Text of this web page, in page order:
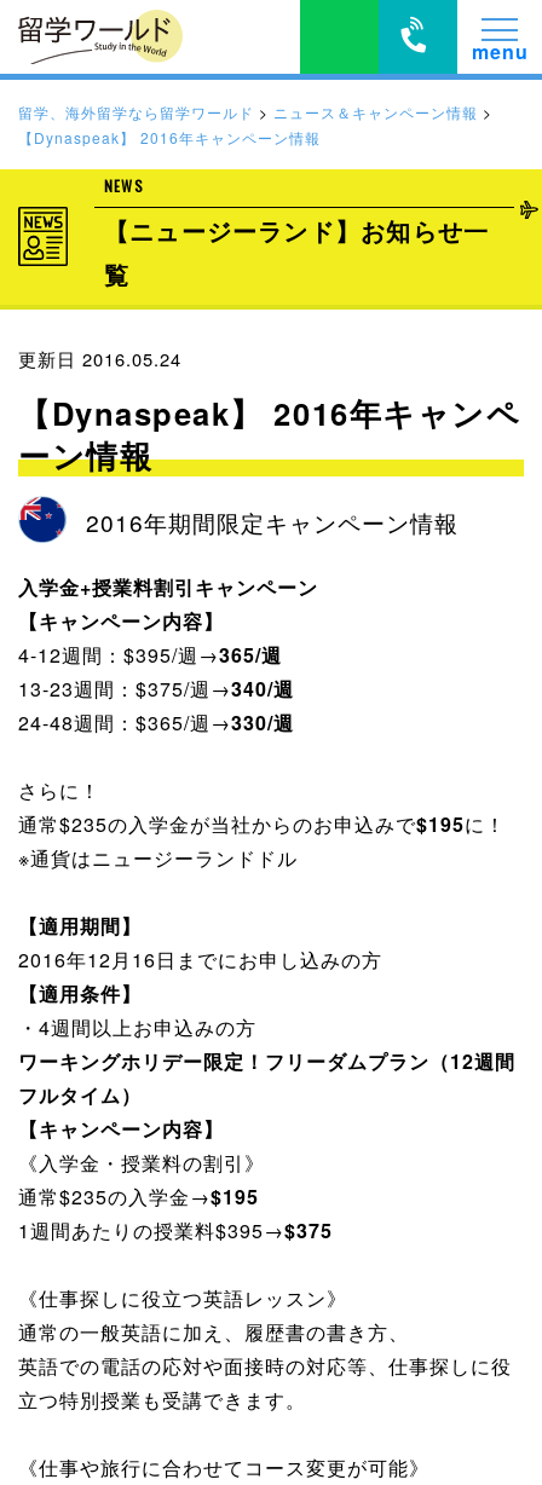
留学、海外留学なら留学ワールド > ニュース＆キャンペーン情報 >
【Dynaspeak】 2016年キャンペーン情報
NEWS
【ニュージーランド】お知らせ一
覧
更新日 2016.05.24
【Dynaspeak】 2016年キャンペ
ーン情報
2016年期間限定キャンペーン情報
入学金+授業料割引キャンペーン
【キャンペーン内容】
4-12週間：$395/週→365/週
13-23週間：$375/週→340/週
24-48週間：$365/週→330/週
さらに！
通常$235の入学金が当社からのお申込みで$195に！
※通貨はニュージーランドドル
【適用期間】
2016年12月16日までにお申し込みの方
【適用条件】
・4週間以上お申込みの方
ワーキングホリデー限定！フリーダムプラン（12週間
フルタイム）
【キャンペーン内容】
《入学金・授業料の割引》
通常$235の入学金→$195
1週間あたりの授業料$395→$375
《仕事探しに役立つ英語レッスン》
通常の一般英語に加え、履歴書の書き方、
英語での電話の応対や面接時の対応等、仕事探しに役
立つ特別授業も受講できます。
《仕事や旅行に合わせてコース変更が可能》